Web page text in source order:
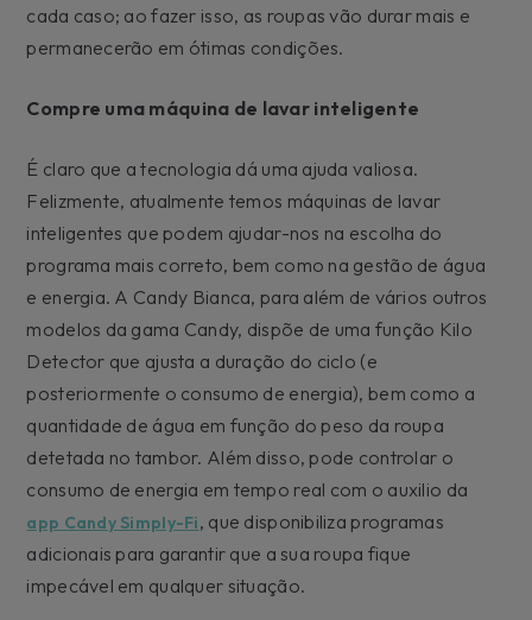
cada caso; ao fazer isso, as roupas vão durar mais e
permanecerão em ótimas condições.
Compre uma máquina de lavar inteligente
É claro que a tecnologia dá uma ajuda valiosa.
Felizmente, atualmente temos máquinas de lavar
inteligentes que podem ajudar-nos na escolha do
programa mais correto, bem como na gestão de água
e energia. A Candy Bianca, para além de vários outros
modelos da gama Candy, dispõe de uma função Kilo
Detector que ajusta a duração do ciclo (e
posteriormente o consumo de energia), bem como a
quantidade de água em função do peso da roupa
detetada no tambor. Além disso, pode controlar o
consumo de energia em tempo real com o auxilio da
app Candy Simply-Fi, que disponibiliza programas
adicionais para garantir que a sua roupa fique
impecável em qualquer situação.